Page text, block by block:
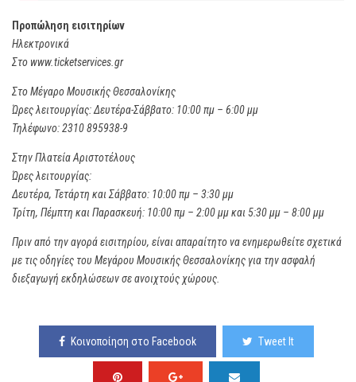
Προπώληση εισιτηρίων
Ηλεκτρονικά
Στο www.ticketservices.gr
Στο Μέγαρο Μουσικής Θεσσαλονίκης
Ώρες λειτουργίας: Δευτέρα-Σάββατο: 10:00 πμ – 6:00 μμ
Τηλέφωνο: 2310 895938-9
Στην Πλατεία Αριστοτέλους
Ώρες λειτουργίας:
Δευτέρα, Τετάρτη και Σάββατο: 10:00 πμ – 3:30 μμ
Τρίτη, Πέμπτη και Παρασκευή: 10:00 πμ – 2:00 μμ και 5:30 μμ – 8:00 μμ
Πριν από την αγορά εισιτηρίου, είναι απαραίτητο να ενημερωθείτε σχετικά
με τις οδηγίες του Μεγάρου Μουσικής Θεσσαλονίκης για την ασφαλή
διεξαγωγή εκδηλώσεων σε ανοιχτούς χώρους.
Κοινοποίηση στο Facebook Tweet It